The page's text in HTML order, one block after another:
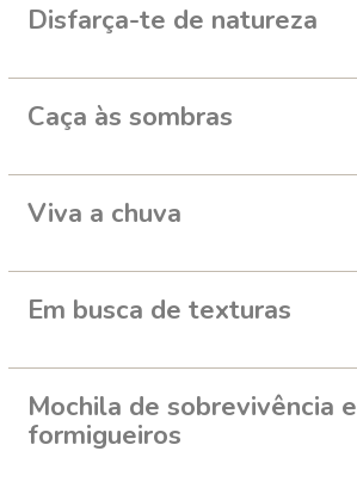
Disfarça-te de natureza
Caça às sombras
Viva a chuva
Em busca de texturas
Mochila de sobrevivência e
formigueiros